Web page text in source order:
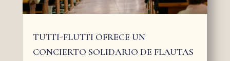
TUTTI-FLUTTI OFRECE UN
CONCIERTO SOLIDARIO DE FLAUTAS